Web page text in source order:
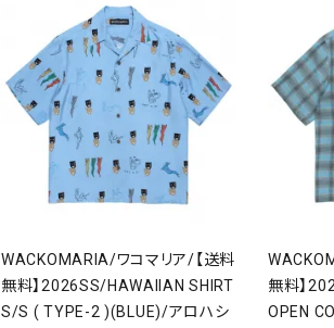
WACKOMARIA/ワコマリア/【送料
無料】2026SS/HAWAIIAN SHIRT
S/S ( TYPE-2 )(BLUE)/アロハシ
無料】
OPEN